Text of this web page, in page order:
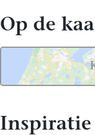
Op de
Inspiratie